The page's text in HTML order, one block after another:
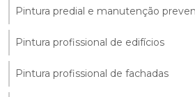
Pintura predial e manutenção
Pintura profissional de edifícios
Pintura profissional de fachadas